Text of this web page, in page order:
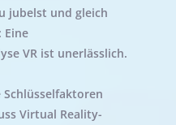
jubelst und gleich
Eine
VR ist unerlässlich.
Schlüsselfaktoren
Virtual Reality-